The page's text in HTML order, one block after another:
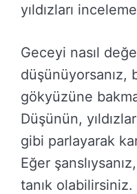
yıldızları
Geceyi nasıl
düşünüyorsanız,
gökyüzüne
Düşünün,
gibi parlayarak
Eğer
tanık